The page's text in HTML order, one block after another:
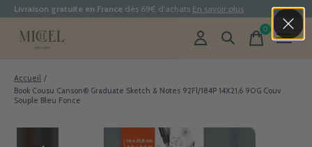
Livraison gratuite en France dès 69€ d'achats En savoir plus
0items
Accueil /
Book Cousu Canson® Graduate Sketch & Notes 92Fl/184P 14X21,6 90G Couv
Souple Bleu Fonce